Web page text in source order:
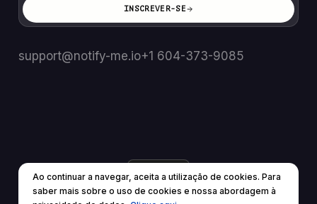
Ao continuar a navegar, aceita a utilização de cookies. Para
saber mais sobre o uso de cookies e nossa abordagem à
INSCREVER-SE
support@notify-me.io+1 604-373-9085
© 2025 Todos os direitos reservados.